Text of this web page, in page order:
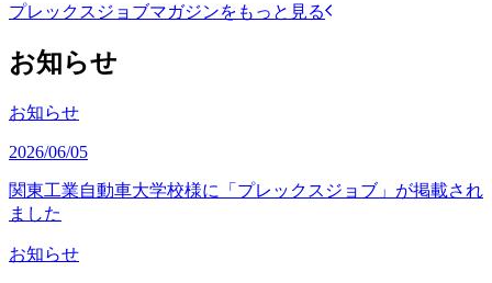
プレックスジョブマガジンをもっと見る
お知らせ
お知らせ
2026/06/05
関東工業自動車大学校様に「プレックスジョブ」が掲載され
ました
お知らせ